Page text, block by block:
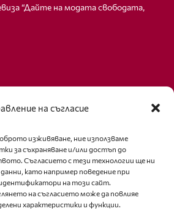
на съгласие
изживяване, ние използваме
за съхраняване и/или достъп до
Съгласието с тези технологии ще ни
като например поведение при
на този сайт.
на съгласието може да повлияе
характеристики и функции.
“Дайте на модата свободата,